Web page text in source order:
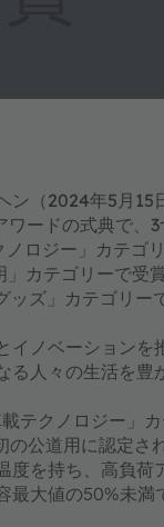
ン（2024年5月
ードの式典で、
ロジー」カテゴ
カテゴリーで
ズ」カテゴリー
イノベーション
人々の生活を豊
テクノロジー」
公道用に認定さ
を持ち、高負荷
大値の50%未満